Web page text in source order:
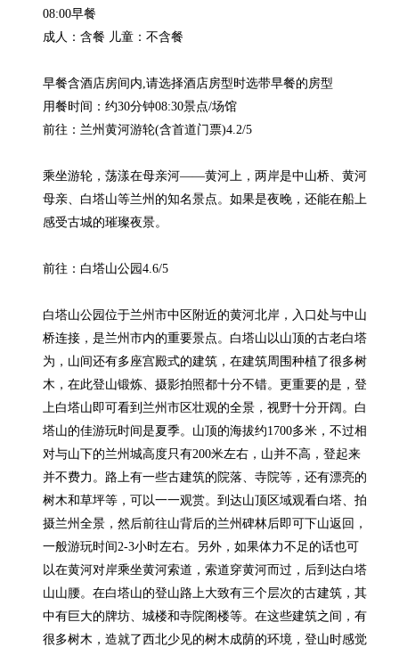
08:00早餐
成人：含餐 儿童：不含餐
早餐含酒店房间内,请选择酒店房型时选带早餐的房型
用餐时间：约30分钟08:30景点/场馆
前往：兰州黄河游轮(含首道门票)4.2/5
乘坐游轮，荡漾在母亲河——黄河上，两岸是中山桥、黄河
母亲、白塔山等兰州的知名景点。如果是夜晚，还能在船上
感受古城的璀璨夜景。
前往：白塔山公园4.6/5
白塔山公园位于兰州市中区附近的黄河北岸，入口处与中山
桥连接，是兰州市内的重要景点。白塔山以山顶的古老白塔
为，山间还有多座宫殿式的建筑，在建筑周围种植了很多树
木，在此登山锻炼、摄影拍照都十分不错。更重要的是，登
上白塔山即可看到兰州市区壮观的全景，视野十分开阔。白
塔山的佳游玩时间是夏季。山顶的海拔约1700多米，不过相
对与山下的兰州城高度只有200米左右，山并不高，登起来
并不费力。路上有一些古建筑的院落、寺院等，还有漂亮的
树木和草坪等，可以一一观赏。到达山顶区域观看白塔、拍
摄兰州全景，然后前往山背后的兰州碑林后即可下山返回，
一般游玩时间2-3小时左右。另外，如果体力不足的话也可
以在黄河对岸乘坐黄河索道，索道穿黄河而过，后到达白塔
山山腰。在白塔山的登山路上大致有三个层次的古建筑，其
中有巨大的牌坊、城楼和寺院阁楼等。在这些建筑之间，有
很多树木，造就了西北少见的树木成荫的环境，登山时感觉